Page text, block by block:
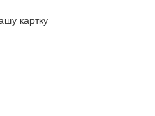
картку